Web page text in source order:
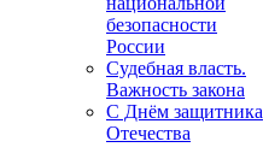
безопасности
России
Судебная власть.
Важность закона
С Днём защитника
Отечества